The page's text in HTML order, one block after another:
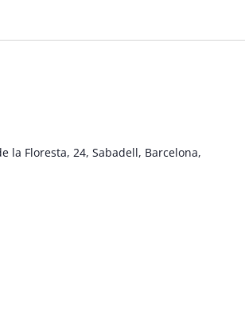
la Floresta, 24, Sabadell, Barcelona,